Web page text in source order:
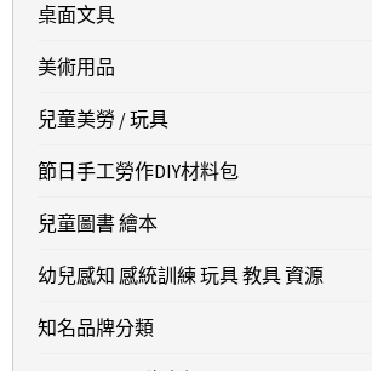
桌面文具
美術用品
兒童美勞 / 玩具
節日手工勞作DIY材料包
兒童圖書 繪本
幼兒感知 感統訓練 玩具 教具 資源
知名品牌分類